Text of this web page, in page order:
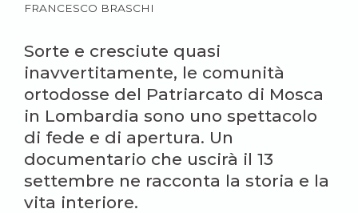
FRANCESCO BRASCHI
Sorte e cresciute quasi
inavvertitamente, le comunità
ortodosse del Patriarcato di Mosca
in Lombardia sono uno spettacolo
di fede e di apertura. Un
documentario che uscirà il 13
settembre ne racconta la storia e la
vita interiore.